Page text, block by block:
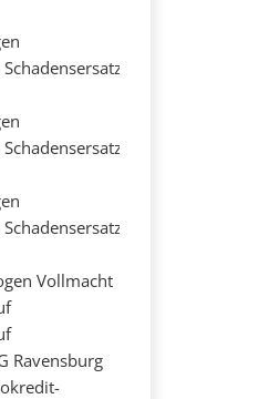
Vollmacht
Ravensburg